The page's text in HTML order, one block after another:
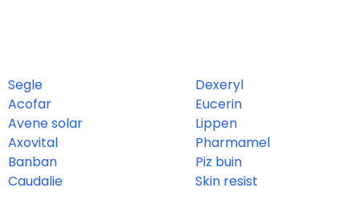
Segle
Acofar
Avene solar
Axovital
Banban
Caudalie
Dexeryl
Eucerin
Lippen
Pharmamel
Piz buin
Skin resist